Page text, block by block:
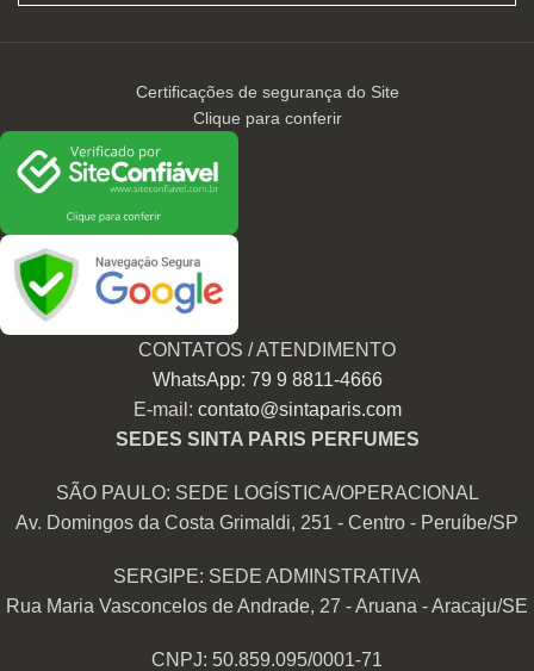
Certificações de segurança do Site
Clique para conferir
CONTATOS / ATENDIMENTO
WhatsApp: 79 9 8811-4666
E-mail: contato@sintaparis.com
SEDES SINTA PARIS PERFUMES
SÃO PAULO: SEDE LOGÍSTICA/OPERACIONAL
Av. Domingos da Costa Grimaldi, 251 - Centro - Peruíbe/SP
SERGIPE: SEDE ADMINSTRATIVA
Rua Maria Vasconcelos de Andrade, 27 - Aruana - Aracaju/SE
CNPJ: 50.859.095/0001-71